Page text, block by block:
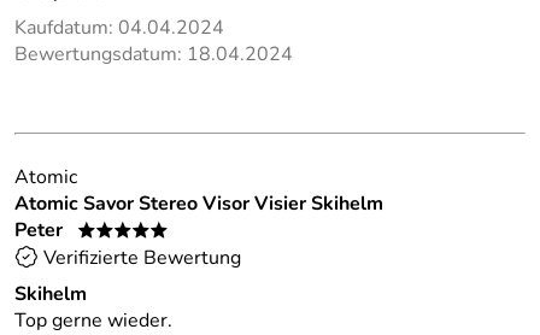
Kaufdatum: 04.04.2024
Bewertungsdatum: 18.04.2024
Atomic
Atomic Savor Stereo Visor Visier Skihelm
Peter
*****
Verifizierte Bewertung
Skihelm
Top gerne wieder.